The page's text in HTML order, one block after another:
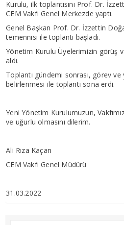
Kurulu, ilk toplantısını Prof. Dr.
CEM Vakfı Genel Merkezde yaptı.
Genel Başkan Prof. Dr. İzzettin
temennisi ile toplantı başladı.
Yönetim Kurulu Üyelerimizin görüş
aldı.
Toplantı gündemi sonrası, görev ve
belirlenmesi ile toplantı sona erdi.
Yeni Yönetim Kurulumuzun,
ve uğurlu olmasını dilerim.
Ali Rıza Kaçan
CEM Vakfı Genel Müdürü
31.03.2022